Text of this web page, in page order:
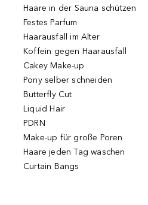
Haare in der Sauna schützen
Festes Parfum
Haarausfall im Alter
Koffein gegen Haarausfall
Cakey Make-up
Pony selber schneiden
Butterfly Cut
Liquid Hair
PDRN
Make-up für große Poren
Haare jeden Tag waschen
Curtain Bangs